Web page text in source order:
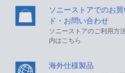
ソニーストアでのお
ド・お問い合わせ
ソニーストアのご利用方
内はこちら
海外仕様製品